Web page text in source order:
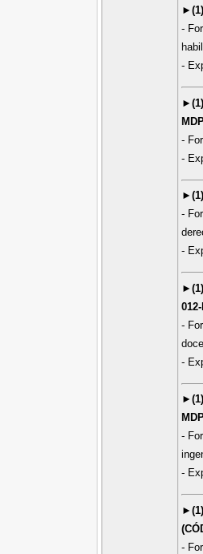
-
-
-
-
-
-
-
-
-
-
-